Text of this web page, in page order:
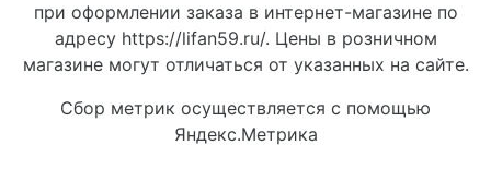
при оформлении заказа в интернет-магазине по
адресу https://lifan59.ru/. Цены в розничном
магазине могут отличаться от указанных на сайте.
Сбор метрик осуществляется с помощью
Яндекс.Метрика